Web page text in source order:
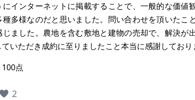
インターネットに掲載することで、一般的な価値
種多様なのだと思いました。問い合わせを頂いたこ
じました。農地を含む敷地と建物の売却で、解決が
いただき成約に至りましたこと本当に感謝しており
点
2